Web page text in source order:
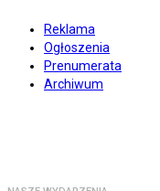
Reklama
Ogłoszenia
Prenumerata
Archiwum